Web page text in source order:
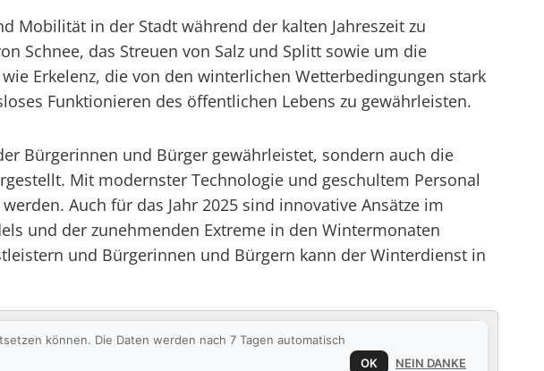
Mobilität in der Stadt während der kalten Jahreszeit zu
Schnee, das Streuen von Salz und Splitt sowie um die
Erkelenz, die von den winterlichen Wetterbedingungen stark
Funktionieren des öffentlichen Lebens zu gewährleisten.
Bürgerinnen und Bürger gewährleistet, sondern auch die
Mit modernster Technologie und geschultem Personal
Auch für das Jahr 2025 sind innovative Ansätze im
und der zunehmenden Extreme in den Wintermonaten
und Bürgerinnen und Bürgern kann der Winterdienst in
können. Die Daten werden nach 7 Tagen automatisch
OK NEIN DANKE